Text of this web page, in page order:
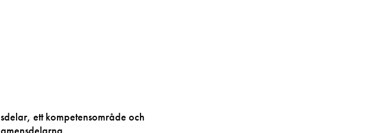
ett kompetensområde och